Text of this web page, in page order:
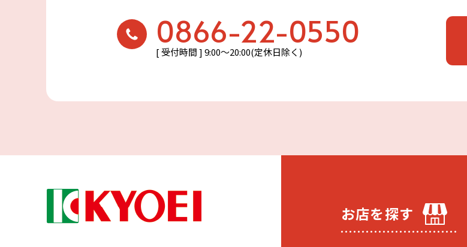
0866-22-0550
[ 受付時間 ] 9:00〜20:00(定休日除く)
お店を探す